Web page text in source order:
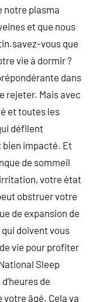
notre plasma
et que nous
vous que
vie à dormir ?
dans
rejeter. Mais avec
et toutes les
défilent
bien impacté. Et
de sommeil
votre état
obstruer votre
de expansion de
doivent vous
vie pour profiter
Sleep
de
âgé. Cela va